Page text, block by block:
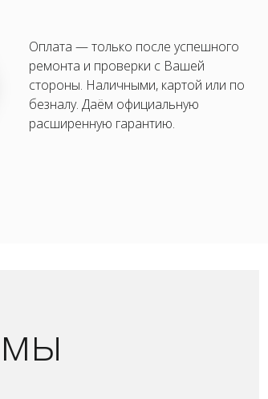
Оплата — только после успешного
ремонта и проверки с Вашей
стороны. Наличными, картой или по
безналу. Даём официальную
расширенную гарантию.